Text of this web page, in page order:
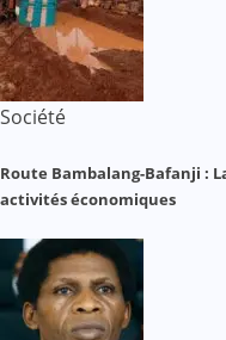
Société
Route Bambalang-Bafanji :
activités économiques